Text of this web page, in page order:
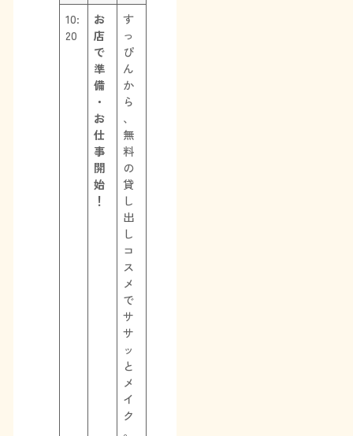
10:
20
お
店
で
準
備
・
お
仕
事
開
始
！
す
っ
ぴ
ん
か
ら
、
無
料
の
貸
し
出
し
コ
ス
メ
で
サ
サ
ッ
と
メ
イ
ク
。